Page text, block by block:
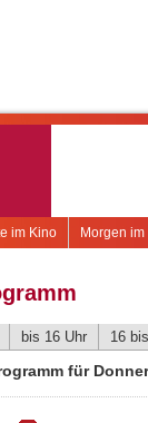
Morgen
im Kino
bis 16 Uhr 16
für